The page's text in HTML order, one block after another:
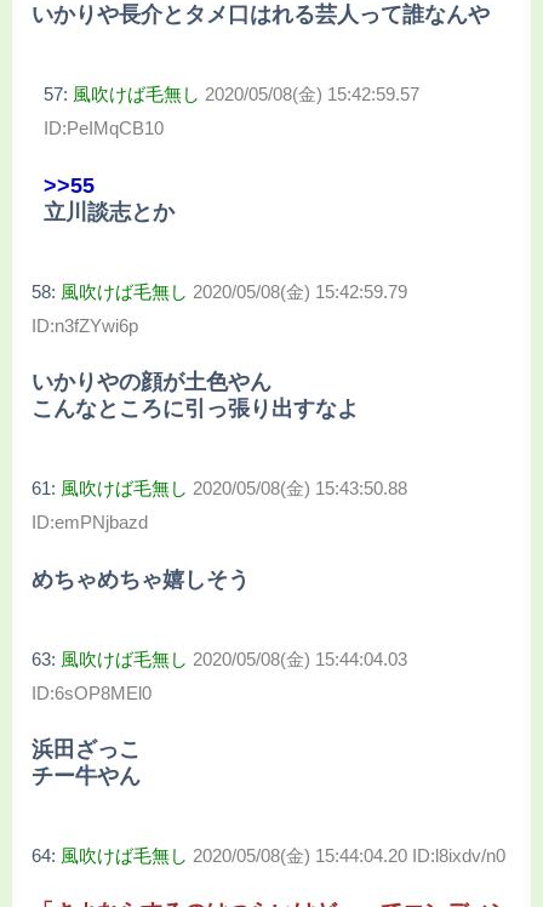
いかりや長介とタメ口はれる芸人って誰なんや
57: 風吹けば毛無し 2020/05/08(金) 15:42:59.57
ID:PeIMqCB10
>>55
立川談志とか
58: 風吹けば毛無し 2020/05/08(金) 15:42:59.79
ID:n3fZYwi6p
いかりやの顔が土色やん
こんなところに引っ張り出すなよ
61: 風吹けば毛無し 2020/05/08(金) 15:43:50.88
ID:emPNjbazd
めちゃめちゃ嬉しそう
63: 風吹けば毛無し 2020/05/08(金) 15:44:04.03
ID:6sOP8MEl0
浜田ざっこ
チー牛やん
64: 風吹けば毛無し 2020/05/08(金) 15:44:04.20 ID:l8ixdv/n0